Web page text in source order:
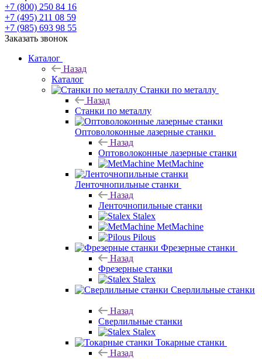
+7 (800) 250 84 16
+7 (495) 211 08 59
+7 (985) 693 98 55
Заказать звонок
Каталог
Назад
Каталог
Станки по металлу
Назад
Станки по металлу
Оптоволоконные лазерные станки
Назад
Оптоволоконные лазерные станки
MetMachine
Ленточнопильные станки
Назад
Ленточнопильные станки
Stalex
MetMachine
Pilous
Фрезерные станки
Назад
Фрезерные станки
Stalex
Сверлильные станки
Назад
Сверлильные станки
Stalex
Токарные станки
Назад